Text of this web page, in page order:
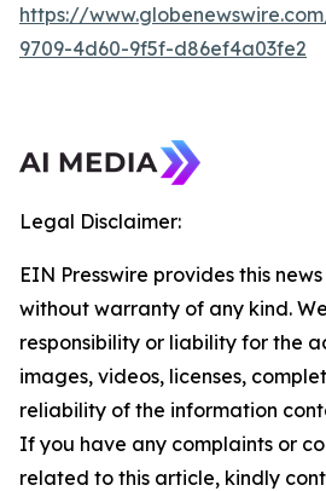
https://
9709-4d60-9f5f-d86ef4a03fe2
Legal Disclaimer:
EIN Presswire provides this
without warranty of any kind.
responsibility or liability for the
images, videos, licenses,
reliability of the information
If you have any complaints or
related to this article, kindly